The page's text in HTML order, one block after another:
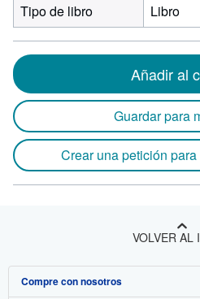
Tipo de libro Libro
Añadir al
Guardar para
Crear una petición
VOLVER AL
Compre con nosotros